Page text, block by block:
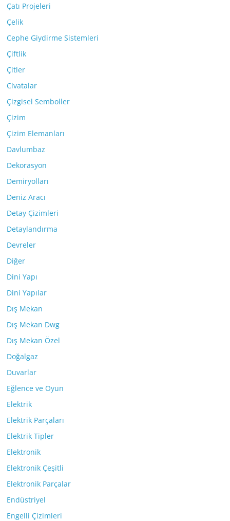
Çatı Projeleri
Çelik
Cephe Giydirme Sistemleri
Çiftlik
Çitler
Civatalar
Çizgisel Semboller
Çizim
Çizim Elemanları
Davlumbaz
Dekorasyon
Demiryolları
Deniz Aracı
Detay Çizimleri
Detaylandırma
Devreler
Diğer
Dini Yapı
Dini Yapılar
Dış Mekan
Dış Mekan Dwg
Dış Mekan Özel
Doğalgaz
Duvarlar
Eğlence ve Oyun
Elektrik
Elektrik Parçaları
Elektrik Tipler
Elektronik
Elektronik Çeşitli
Elektronik Parçalar
Endüstriyel
Engelli Çizimleri